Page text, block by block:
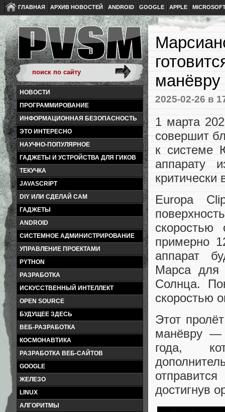
ГЛАВНАЯ АРХИВ НОВОСТЕЙ ANDROID GOOGLE APPLE
НОВОСТИ
ПРОГРАММИРОВАНИЕ
ИНФОРМАЦИОННАЯ БЕЗОПАСНОСТЬ
ЭТО ИНТЕРЕСНО
НАУЧНО-ПОПУЛЯРНОЕ
ГАДЖЕТЫ И УСТРОЙСТВА ДЛЯ ГИКОВ
ТЕКУЧКА
JAVASCRIPT
DIY ИЛИ СДЕЛАЙ САМ
ГАДЖЕТЫ
ANDROID
СИСТЕМНОЕ АДМИНИСТРИРОВАНИЕ
УПРАВЛЕНИЕ ПРОЕКТАМИ
PYTHON
РАЗРАБОТКА
ИСКУССТВЕННЫЙ ИНТЕЛЛЕКТ
OPEN SOURCE
БУДУЩЕЕ ЗДЕСЬ
ВЕБ-РАЗРАБОТКА
КОСМОНАВТИКА
РАЗРАБОТКА ВЕБ-САЙТОВ
GOOGLE
ЖЕЛЕЗО
LINUX
АЛГОРИТМЫ
манёвру
2025-02-26 в
1 марта
совершит
к системе
аппарату
критически
Europa
примерно
аппарат
Марса для
Солнца.
скоростью
Этот
манёвру —
года,
достигнув